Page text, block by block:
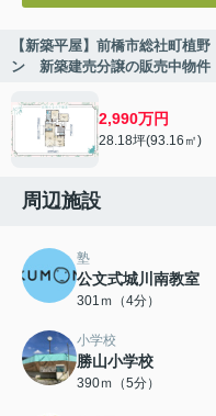
【新築平屋】前橋市総社町
ン 新築建売分譲の販売中物件
2,990万円
28.18坪(93.16㎡)
周辺施設
塾
公文式城川南教室
301ｍ（4分）
小学校
勝山小学校
390ｍ（5分）